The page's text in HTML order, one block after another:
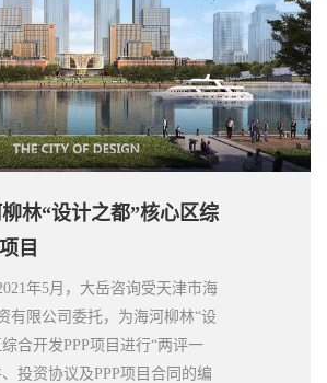
林“设计之都”核心区综
目
年5月，大岳咨询受天津市海
有限公司委托，为海河柳林“设
合开发PPP项目进行“两评一
投资协议及PPP项目合同的编